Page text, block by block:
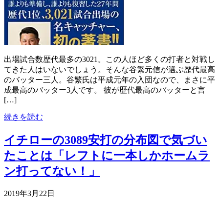
出場試合数歴代最多の3021。この人ほど多くの打者と対戦し
てきた人はいないでしょう。そんな谷繁元信が選ぶ歴代最高
のバッター三人。谷繁氏は平成元年の入団なので、まさに平
成最高のバッター3人です。 彼が歴代最高のバッターと言
[…]
続きを読む
イチローの3089安打の分布図で気づい
たことは「レフトに一本しかホームラ
ン打ってない！」
2019年3月22日